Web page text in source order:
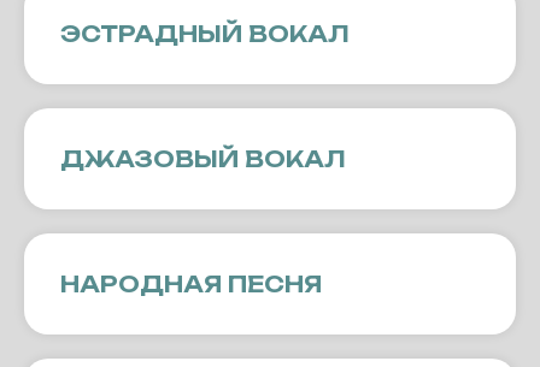
ЭСТРАДНЫЙ ВОКАЛ
ДЖАЗОВЫЙ ВОКАЛ
НАРОДНАЯ ПЕСНЯ